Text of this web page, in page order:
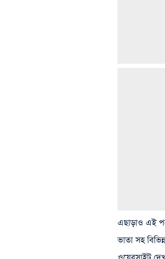
এছাড়াও এই
ভাতা সহ